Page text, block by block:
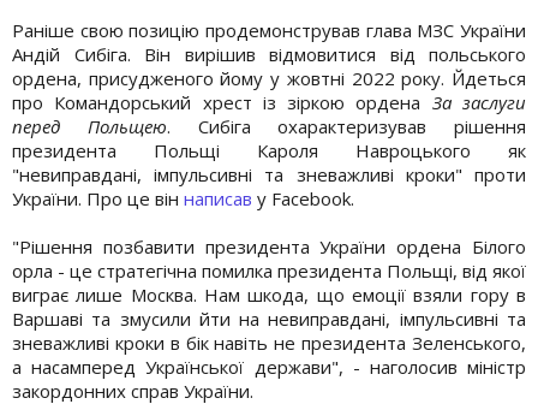
Раніше свою позицію продемонстрував глава МЗС України
Андій Сибіга. Він вирішив відмовитися від польського
ордена, присудженого йому у жовтні 2022 року. Йдеться
про Командорський хрест із зіркою ордена За заслуги
перед Польщею. Сибіга охарактеризував рішення
президента Польщі Кароля Навроцького як
"невиправдані, імпульсивні та зневажливі кроки" проти
України. Про це він написав у Facebook.
"Рішення позбавити президента України ордена Білого
орла - це стратегічна помилка президента Польщі, від якої
виграє лише Москва. Нам шкода, що емоції взяли гору в
Варшаві та змусили йти на невиправдані, імпульсивні та
зневажливі кроки в бік навіть не президента Зеленського,
а насамперед Української держави", - наголосив міністр
закордонних справ України.